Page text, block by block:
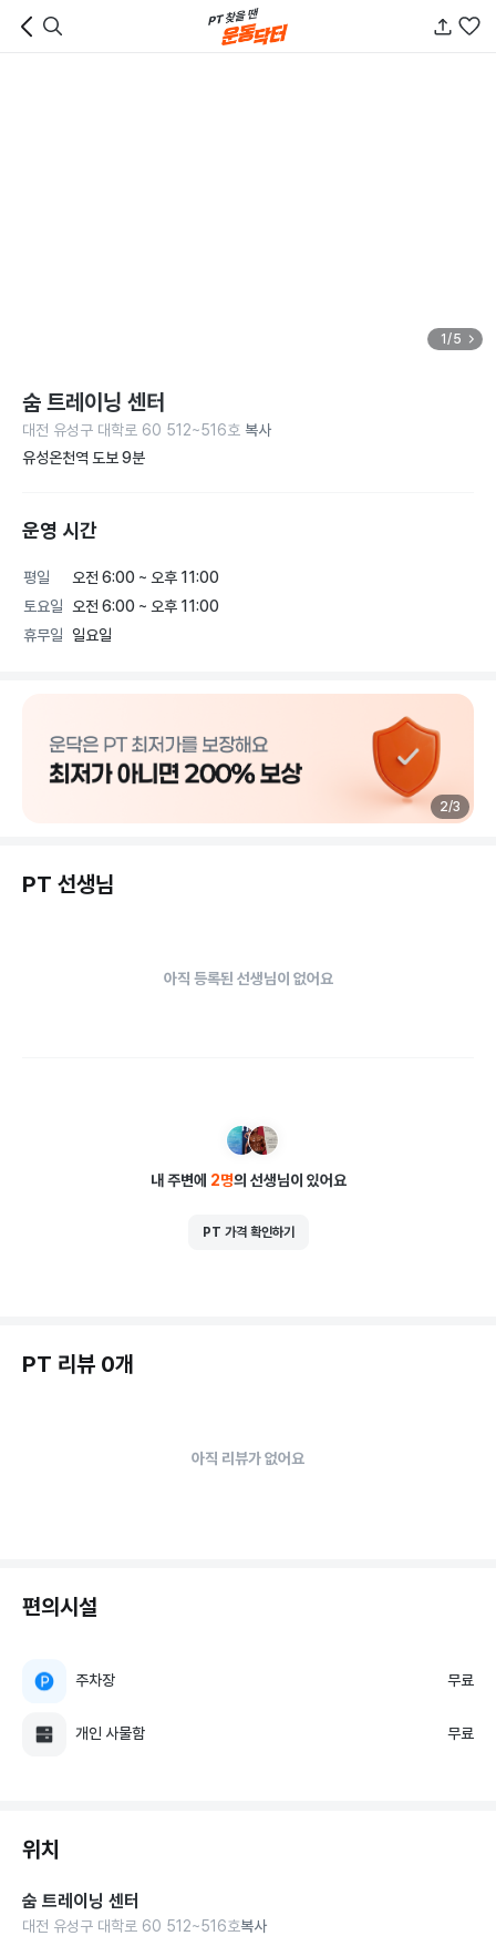
1/5
숨 트레이닝 센터
대전 유성구 대학로 60 512~516호 복사
유성온천역 도보 9분
운영 시간
평일
오전 6:00 ~ 오후 11:00
토요일
오전 6:00 ~ 오후 11:00
휴무일
일요일
2/3
PT 선생님
아직 등록된 선생님이 없어요
내 주변에 2명의 선생님이 있어요
PT 가격 확인하기
PT 리뷰 0개
아직 리뷰가 없어요
편의시설
주차장 무료
개인 사물함 무료
위치
숨 트레이닝 센터
대전 유성구 대학로 60 512~516호복사